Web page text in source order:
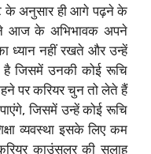
के अनुसार ही आगे पढ़ने के
आज के अभिभावक अपने
ध्यान नहीं रखते और उन्हें
है जिसमें उनकी कोई रूचि
पर करियर चुन तो लेते हैं
जिसमें उन्हें कोई रूचि
व्यवस्था इसके लिए कम
काउंसलर की सलाह